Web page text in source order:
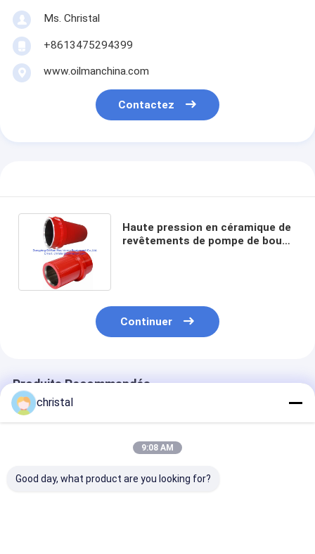
Ms. Christal
+8613475294399
www.oilmanchina.com
Contactez
Haute pression en céramique de
revêtements de pompe de boue
Continuer
Produits Recommandés
christal
9:08 AM
Good day, what product are you looking for?